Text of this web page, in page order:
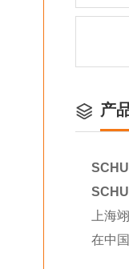
产
上海
在中